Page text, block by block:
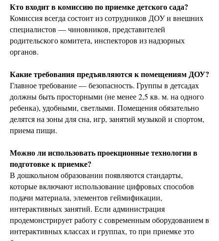
Кто входит в комиссию по приемке детского сада?
Комиссия всегда состоит из сотрудников ДОУ и внешних
специалистов — чиновников, представителей
родительского комитета, инспекторов из надзорных
органов.
Какие требования предъявляются к помещениям ДОУ?
Главное требование — безопасность. Группы в детсадах
должны быть просторными (не менее 2,5 кв. м. на одного
ребенка), удобными, светлыми. Помещения обязательно
делятся на зоны для сна, игр, занятий музыкой и спортом,
приема пищи.
Можно ли использовать проекционные технологии в
подготовке к приемке?
В дошкольном образовании появляются стандарты,
которые включают использование цифровых способов
подачи материала, элементов геймификации,
интерактивных занятий. Если администрация
продемонстрирует работу с современным оборудованием в
интерактивных классах и группах, то при приемке это